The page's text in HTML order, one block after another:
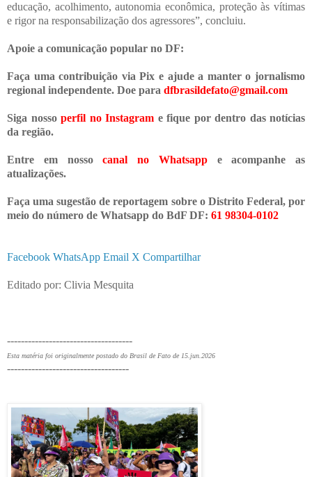
educação, acolhimento, autonomia econômica, proteção às vítimas
e rigor na responsabilização dos agressores”, concluiu.
Apoie a comunicação popular no DF:
Faça uma contribuição via Pix e ajude a manter o jornalismo
regional independente. Doe para dfbrasildefato@gmail.com
Siga nosso perfil no Instagram e fique por dentro das notícias
da região.
Entre em nossocanal no Whatsappe acompanhe as
atualizações.
Faça uma sugestão de reportagem sobre o Distrito Federal, por
meio do número de Whatsapp do BdF DF: 61 98304-0102
Facebook WhatsApp Email X Compartilhar
Editado por: Clivia Mesquita
------------------------------------
Esta matéria foi originalmente postado do Brasil de Fato de 15.jun.2026
-----------------------------------